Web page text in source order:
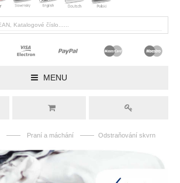
MENU
—— Praní a máchání —— Odstraňování skvrn